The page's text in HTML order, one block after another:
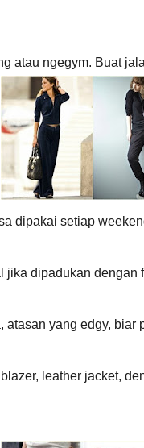
atau ngegym. Buat
dipakai setiap
jika dipadukan dengan
yang edgy, biar
leather jacket,